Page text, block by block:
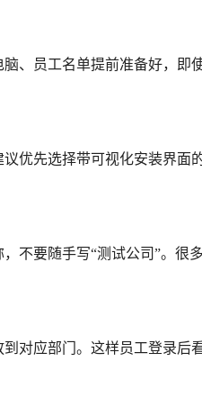
、员工名单提前准备好，即
优先选择带可视化安装界面
不要随手写“测试公司”。很
对应部门。这样员工登录后